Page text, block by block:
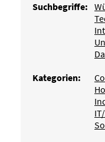
Suchbegriffe:
Kategorien: